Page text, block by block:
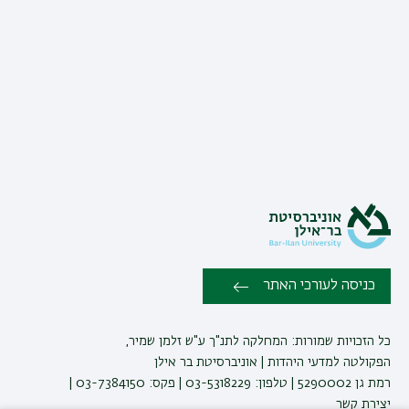
כניסה לעורכי האתר
כל הזכויות שמורות: המחלקה לתנ"ך ע"ש זלמן שמיר,
הפקולטה למדעי היהדות | אוניברסיטת בר אילן
רמת גן 5290002 | טלפון: 03-5318229 | פקס: 03-7384150 |
יצירת קשר